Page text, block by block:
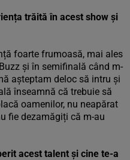
trăită în acest show și
foarte frumoasă, mai ales
și în semifinală când m-
așteptam deloc să intru și
înseamnă că trebuie să
oamenilor, nu neapărat
fie dezamăgiți că m-au
acest talent și cine te-a